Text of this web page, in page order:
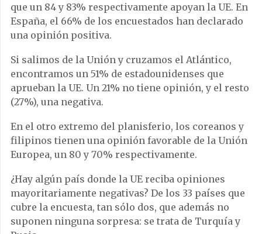
que un 84 y 83% respectivamente apoyan la UE. En
España, el 66% de los encuestados han declarado
una opinión positiva.
Si salimos de la Unión y cruzamos el Atlántico,
encontramos un 51% de estadounidenses que
aprueban la UE. Un 21% no tiene opinión, y el resto
(27%), una negativa.
En el otro extremo del planisferio, los coreanos y
filipinos tienen una opinión favorable de la Unión
Europea, un 80 y 70% respectivamente.
¿Hay algún país donde la UE reciba opiniones
mayoritariamente negativas? De los 33 países que
cubre la encuesta, tan sólo dos, que además no
suponen ninguna sorpresa: se trata de Turquía y